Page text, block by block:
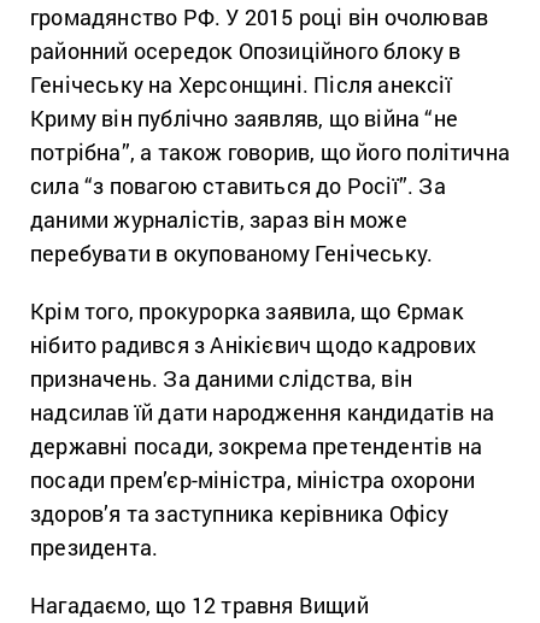
громадянство РФ. У 2015 році він очолював
районний осередок Опозиційного блоку в
Генічеську на Херсонщині. Після анексії
Криму він публічно заявляв, що війна “не
потрібна”, а також говорив, що його політична
сила “з повагою ставиться до Росії”. За
даними журналістів, зараз він може
перебувати в окупованому Генічеську.
Крім того, прокурорка заявила, що Єрмак
нібито радився з Анікієвич щодо кадрових
призначень. За даними слідства, він
надсилав їй дати народження кандидатів на
державні посади, зокрема претендентів на
посади прем’єр-міністра, міністра охорони
здоров’я та заступника керівника Офісу
президента.
Нагадаємо, що 12 травня Вищий